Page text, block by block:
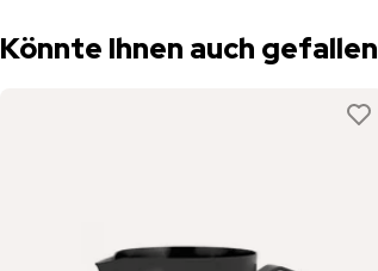
Könnte Ihnen auch gefallen